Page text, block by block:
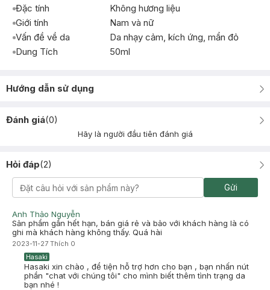
Đặc tính
Không hương liệu
Giới tính
Nam và nữ
Vấn đề về da
Da nhạy cảm, kích ứng, mẩn đỏ
Dung Tích
50ml
Hướng dẫn sử dụng
Đánh giá(0)
Hãy là người đầu tiên đánh giá
Hỏi đáp(2)
Gửi
Anh Thảo Nguyễn
Sản phẩm gần hết hạn, bán giá rẻ và bảo với khách hàng là có
ghi mà khách hàng không thấy. Quá hài
2023-11-27 Thích 0
Hasaki
Hasaki xin chào , để tiện hỗ trợ hơn cho bạn , bạn nhấn nút
phần "chat với chúng tôi" cho mình biết thêm tình trạng da
bạn nhé !